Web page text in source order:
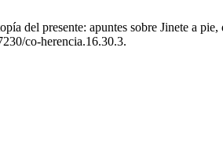
del presente: apuntes sobre Jinete a
co-herencia.16.30.3.